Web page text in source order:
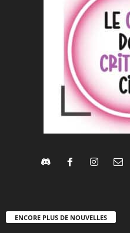
ENCORE PLUS DE NOUVELLES